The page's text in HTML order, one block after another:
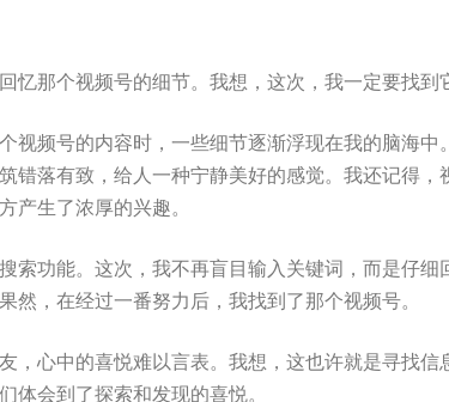
忆那个视频号的细节。我想，这次，我一定要找到
视频号的内容时，一些细节逐渐浮现在我的脑海中
错落有致，给人一种宁静美好的感觉。我还记得
产生了浓厚的兴趣。
索功能。这次，我不再盲目输入关键词，而是仔
然，在经过一番努力后，我找到了那个视频号。
，心中的喜悦难以言表。我想，这也许就是寻找信
体会到了探索和发现的喜悦。